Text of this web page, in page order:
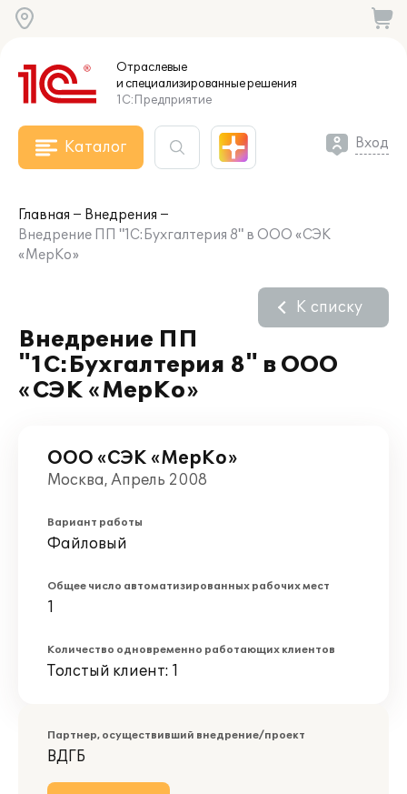
Отраслевые
и специализированныерешения
1С:Предприятие
Каталог Вход
Главная
Внедрения
Внедрение ПП "1С:Бухгалтерия 8" в ООО «СЭК
«МерКо»
Внедрение ПП
"1С:Бухгалтерия 8" в ООО
«СЭК «МерКо»
К списку
ООО «СЭК «МерКо»
Москва, Апрель 2008
Вариант работы
Файловый
Общее число автоматизированных рабочих мест
1
Количество одновременно работающих клиентов
Толстый клиент: 1
Партнер, осуществивший внедрение/проект
ВДГБ